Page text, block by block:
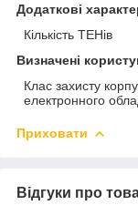
Додаткові
Кількість ТЕНів
Визначені
Клас захисту
електронного
Приховати
Відгуки про